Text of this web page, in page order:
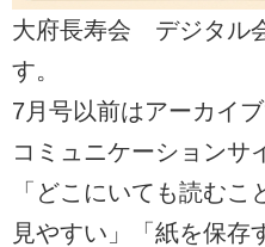
大府長寿会 デジタル
す。
7月号以前はアーカイ
コミュニケーションサ
「どこにいても読む
見やすい」「紙を保存